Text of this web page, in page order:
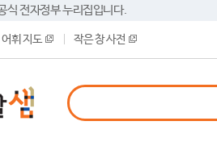
식 전자정부 누리집입니다.
어휘 지도 작은 창 사전